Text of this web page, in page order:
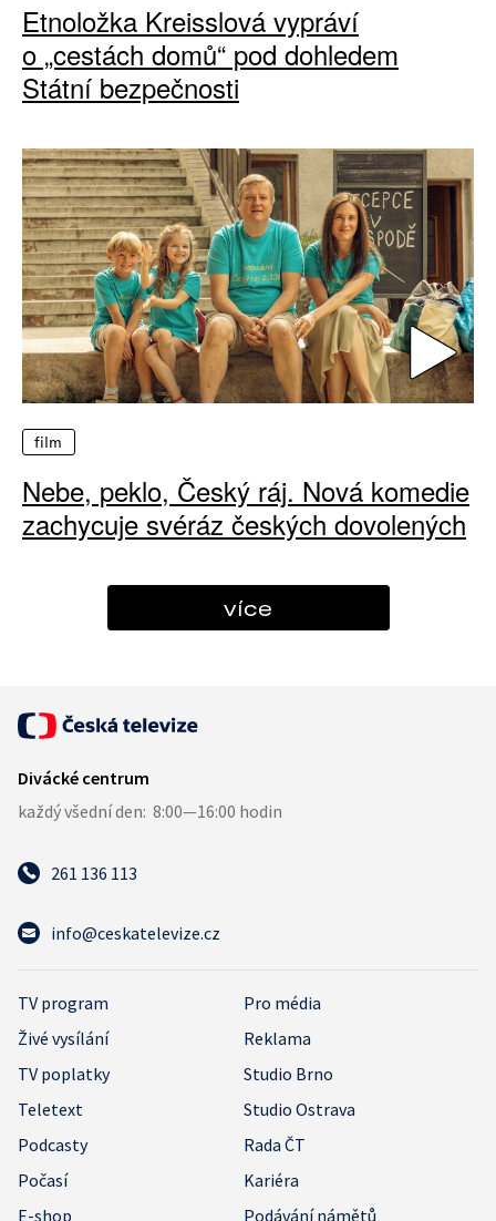
Etnoložka Kreisslová vypráví
o „cestách domů“ pod dohledem
Státní bezpečnosti
film
Nebe, peklo, Český ráj. Nová komedie
zachycuje svéráz českých dovolených
více
261 136 113
info@ceskatelevize.cz
TV program
Pro média
Živé vysílání
Reklama
TV poplatky
Studio Brno
Teletext
Studio Ostrava
Podcasty
Rada ČT
Počasí
Kariéra
E-shop
Podávání námětů